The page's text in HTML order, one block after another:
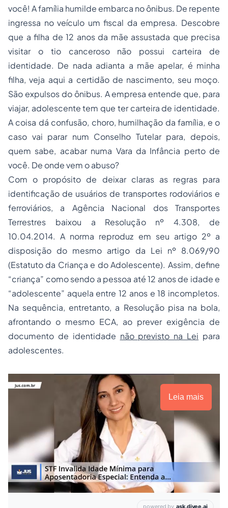
você! A família humilde embarca no ônibus. De repente
ingressa no veículo um fiscal da empresa. Descobre
que a filha de 12 anos da mãe assustada que precisa
visitar o tio canceroso não possui carteira de
identidade. De nada adianta a mãe apelar, é minha
filha, veja aqui a certidão de nascimento, seu moço.
São expulsos do ônibus. A empresa entende que, para
viajar, adolescente tem que ter carteira de identidade.
A coisa dá confusão, choro, humilhação da família, e o
caso vai parar num Conselho Tutelar para, depois,
quem sabe, acabar numa Vara da Infância perto de
você. De onde vem o abuso?
Com o propósito de deixar claras as regras para
identificação de usuários de transportes rodoviários e
ferroviários, a Agência Nacional dos Transportes
Terrestres baixou a Resolução nº 4.308, de
10.04.2014. A norma reproduz em seu artigo 2º a
disposição do mesmo artigo da Lei nº 8.069/90
(Estatuto da Criança e do Adolescente). Assim, define
“criança” como sendo a pessoa até 12 anos de idade e
“adolescente” aquela entre 12 anos e 18 incompletos.
Na sequência, entretanto, a Resolução pisa na bola,
afrontando o mesmo ECA, ao prever exigência de
documento de identidade não previsto na Lei para
adolescentes.
Leia mais